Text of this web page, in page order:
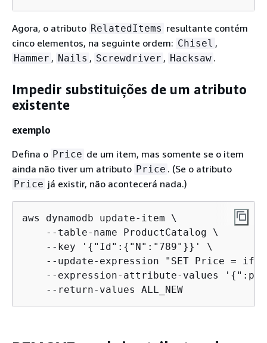
Agora, o atributo RelatedItems resultante contém
cinco elementos, na seguinte ordem: Chisel ,
Hammer , Nails , Screwdriver , Hacksaw .
Impedir substituições de um atributo
existente
exemplo
Defina o Price de um item, mas somente se o item
ainda não tiver um atributo Price . (Se o atributo
Price já existir, não acontecerá nada.)
aws dynamodb update-item \
    --table-name ProductCatalog \
    --key '
{ "Id": { "N":"789"}}' \
--update-expression "SET Price =
    --expression-attribute-values '
{
    --return-values ALL_NEW